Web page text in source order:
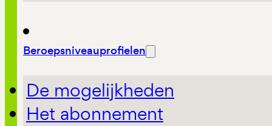
Beroepsniveauprofielen
De mogelijkheden
Het abonnement